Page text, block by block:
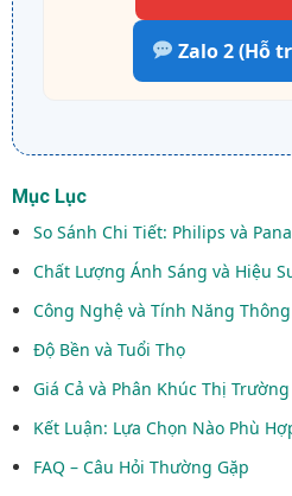
Zalo 2 (Hỗ
Mục Lục
So Sánh Chi Tiết: Philips và
Chất Lượng Ánh Sáng và Hiệu
Công Nghệ và Tính Năng
Độ Bền và Tuổi Thọ
Giá Cả và Phân Khúc Thị Trường
Kết Luận: Lựa Chọn Nào Phù
FAQ – Câu Hỏi Thường Gặp